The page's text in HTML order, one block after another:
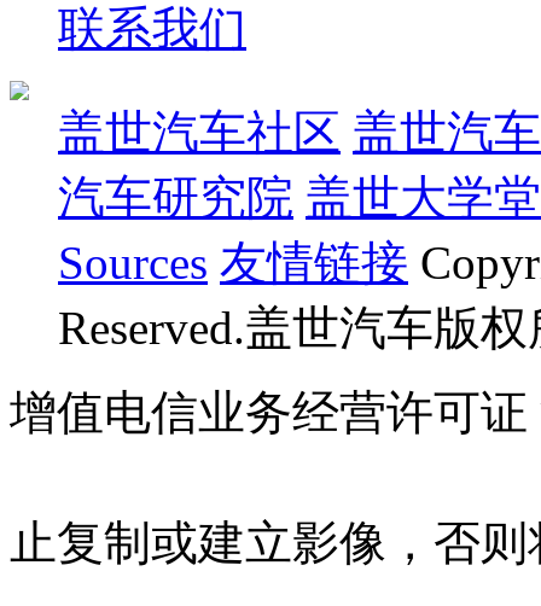
联系我们
盖世汽车社区 盖世汽
汽车研究院 盖世大学堂
Sources 友情链接
Reserved.盖世汽车版
增值电信业务经营许可证
止复制或建立影像，否